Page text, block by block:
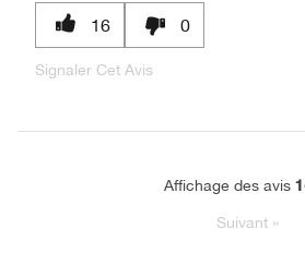
16 0
Signaler Cet Avis
Affichage des avis
Suivant »